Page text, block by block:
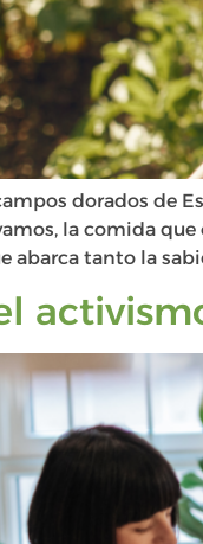
dorados de
la comida
abarca tanto la